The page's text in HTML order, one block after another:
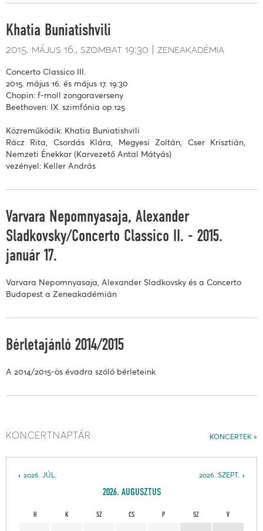
Khatia Buniatishvili
2015. május 16. szombat 19:30 zeneakadémia
Concerto Classico III.
2015. május 16. és május 17. 19:30
Chopin: f-moll zongoraverseny
Beethoven: IX. szimfónia op.125
Közreműködik: Khatia Buniatishvili
Rácz Rita, Csordás Klára, Megyesi Zoltán, Cser Krisztián,
Nemzeti Énekkar (Karvezető Antal Mátyás)
vezényel: Keller András
Varvara Nepomnyasaja, Alexander
Sladkovsky/Concerto Classico II. - 2015.
január 17.
Varvara Nepomnyasaja, Alexander Sladkovsky és a Concerto
Budapest a Zeneakadémián
Bérletajánló 2014/2015
A 2014/2015-ös évadra szóló bérleteink
KONCERTEK
KONCERTNAPTÁR
2026. SZEPT.
2026. JÚL.
2026. AUGUSZTUS
H K SZ CS P SZ V